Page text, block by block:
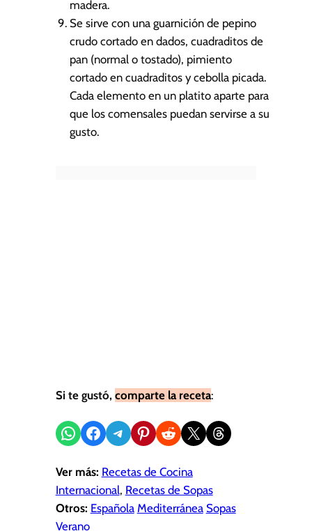
madera.
Se sirve con una guarnición de pepino
crudo cortado en dados, cuadraditos de
pan (normal o tostado), pimiento
cortado en cuadraditos y cebolla picada.
Cada elemento en un platito aparte para
que los comensales puedan servirse a su
gusto.
Si te gustó, comparte la receta:
Compartir en WhatsApp
Compartir en Facebook
Compartir en Telegram
Compartir en Pinterest
Compartir en Reddit
Compartir en X Share on Threads
Ver más: Recetas de Cocina
Internacional, Recetas de Sopas
Otros: Española Mediterránea Sopas
Verano